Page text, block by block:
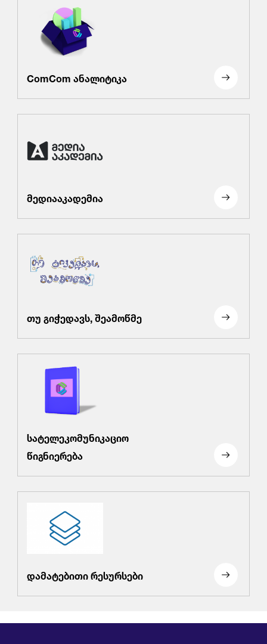
ComCom ანალიტიკა
მედიააკადემია
თუ გიჭედავს, შეამოწმე
სატელეკომუნიკაციო
წიგნიერება
დამატებითი რესურსები